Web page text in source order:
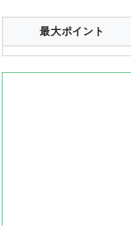
パワースインガーのポイ